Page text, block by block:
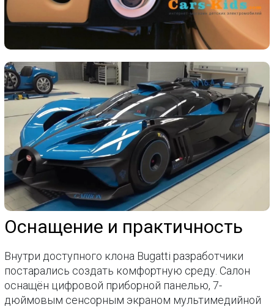
Оснащение и практичность
Внутри доступного клона Bugatti разработчики
постарались создать комфортную среду. Салон
оснащён цифровой приборной панелью, 7-
дюймовым сенсорным экраном мультимедийной